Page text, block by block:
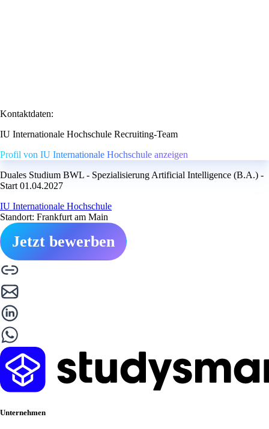
Kontaktdaten:
IU Internationale Hochschule Recruiting-Team
Profil von IU Internationale Hochschule anzeigen
Duales Studium BWL - Spezialisierung Artificial Intelligence (B.A.) -
Start 01.04.2027
IU Internationale Hochschule
Standort: Frankfurt am Main
Jetzt bewerben
Unternehmen